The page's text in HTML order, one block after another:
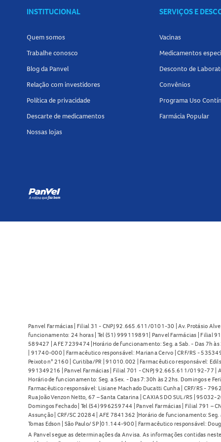
INSTITUCIONAL
Quem somos
Trabalhe conosco
Blog da Panvel
Relação com investidores
Política de privacidade
Descarte de medicamentos
Nossas lojas
SERVIÇOS E
Vacinas
Medicamentos
Desconto de
Convênios
Programa Uso
Farmácia Popular
Panvel Farmácias | Filial 31 - CNPJ 92.665.611/0101-30 | Av. Protásio
funcionamento: 24 horas | Tel (51) 999119891| Panvel Farmácias | Filial
589427 | AFE 7239474 |Horário de funcionamento: Seg. a Sab. - Das 7h
| 91740-000 | Farmacêutico responsável: Mariana Cervo | CRF/RS -
Peixoto n° 2160 | Curitiba/PR | 91010.002 | Farmacêutico responsável:
991349216 | Panvel Farmácias | Filial 701 - CNPJ 92.665.611/0192-77 |
Horário de funcionamento: Seg. a Sex. - Das 7:30h às 22hs. Domingos e
Farmacêutico responsável: Lisiane Machado Ducatti Cunha | CRF/RS -
Rua João Venzon Netto, 67 – Santa Catarina | CAXIAS DO SUL/RS |
Domingos Fechado | Tel (54) 996259744 | Panvel Farmácias | Filial 791 –
Assunção | CRF/SC 20284 | AFE 7841362 |Horário de funcionamento:
Tomas Edson | São Paulo/ SP |01.144-900 | Farmacêutico responsável:
A Panvel segue as determinações da Anvisa. As informações contidas